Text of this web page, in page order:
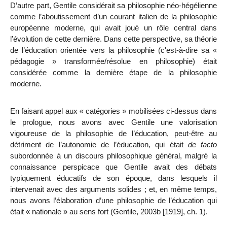
D’autre part, Gentile considérait sa philosophie néo-hégélienne
comme l’aboutissement d’un courant italien de la philosophie
européenne moderne, qui avait joué un rôle central dans
l’évolution de cette dernière. Dans cette perspective, sa théorie
de l’éducation orientée vers la philosophie (c'est-à-dire sa «
pédagogie » transformée/résolue en philosophie) était
considérée comme la dernière étape de la philosophie
moderne.
En faisant appel aux « catégories » mobilisées ci-dessus dans
le prologue, nous avons avec Gentile une valorisation
vigoureuse de la philosophie de l’éducation, peut-être au
détriment de l’autonomie de l’éducation, qui était de facto
subordonnée à un discours philosophique général, malgré la
connaissance perspicace que Gentile avait des débats
typiquement éducatifs de son époque, dans lesquels il
intervenait avec des arguments solides ; et, en même temps,
nous avons l’élaboration d’une philosophie de l’éducation qui
était « nationale » au sens fort (Gentile, 2003b [1919], ch. 1).